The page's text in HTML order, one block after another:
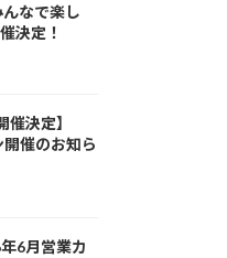
んなで楽し
決定！
催決定】
催のお知ら
6月営業カ